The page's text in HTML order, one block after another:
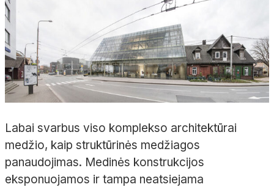
Labai svarbus viso komplekso architektūrai
medžio, kaip struktūrinės medžiagos
panaudojimas. Medinės konstrukcijos
eksponuojamos ir tampa neatsiejama